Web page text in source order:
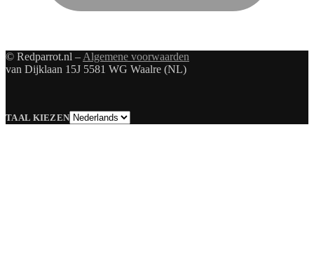
© Redparrot.nl – Algemene voorwaarden
van Dijklaan 15J 5581 WG Waalre (NL)
TAAL KIEZENTaal